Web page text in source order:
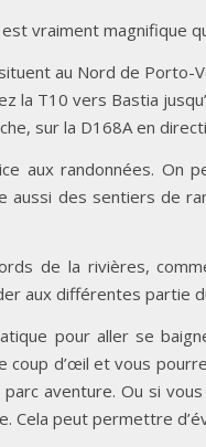
vraiment magnifique
au Nord de Porto-
la T10 vers Bastia
sur la D168A en
aux randonnées. On
aussi des sentiers de
de la rivières,
aux différentes partie
pour aller se
coup d’œil et vous
aventure. Ou si
Cela peut permettre